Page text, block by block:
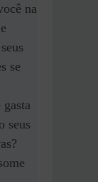
na
se
seus